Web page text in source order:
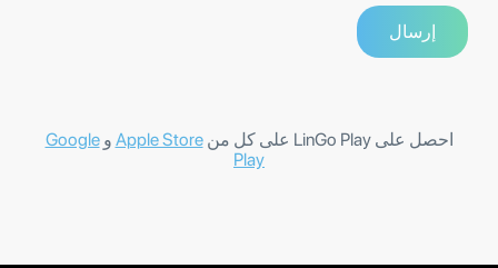
احصل على LinGo Play على كل من Apple Store وGoogle
Play